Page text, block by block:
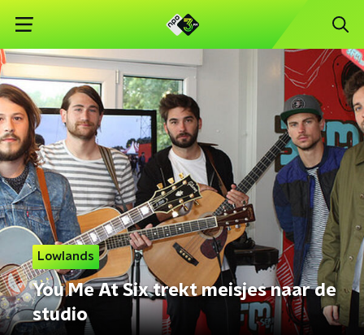
Lowlands
You Me At Six trekt meisjes naar de
studio